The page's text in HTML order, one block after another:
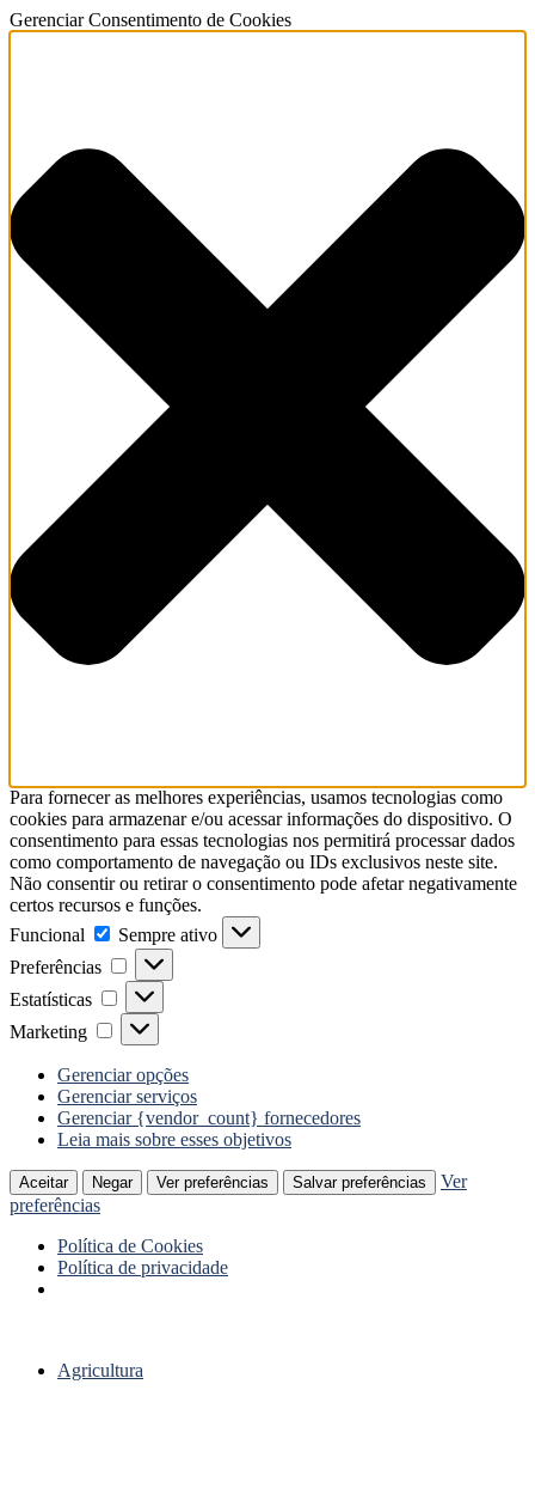
Gerenciar Consentimento de Cookies
Para fornecer as melhores experiências, usamos tecnologias como
cookies para armazenar e/ou acessar informações do dispositivo. O
consentimento para essas tecnologias nos permitirá processar dados
como comportamento de navegação ou IDs exclusivos neste site.
Não consentir ou retirar o consentimento pode afetar negativamente
certos recursos e funções.
Funcional
Funcional
Sempre ativo
Preferências
Preferências
Estatísticas Estatísticas
Marketing Marketing
Gerenciar opções
Gerenciar serviços
Gerenciar {vendor_count} fornecedores
Leia mais sobre esses objetivos
Aceitar Negar Ver preferências Salvar preferências
Ver
preferências
Política de Cookies
Política de privacidade
Agricultura